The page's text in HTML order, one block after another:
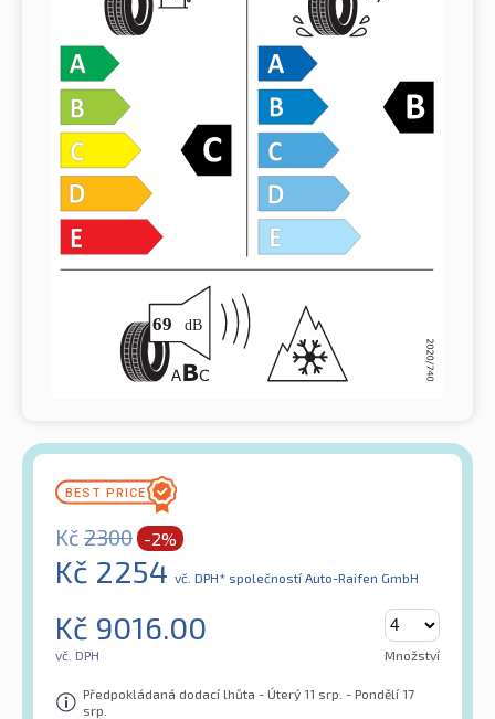
Kč 2300 -2%
Kč 2254 vč. DPH* společností Auto-Raifen GmbH
Kč 9016.00
vč. DPH Množství
Předpokládaná dodací lhůta - Úterý 11 srp. - Pondělí 17
srp.